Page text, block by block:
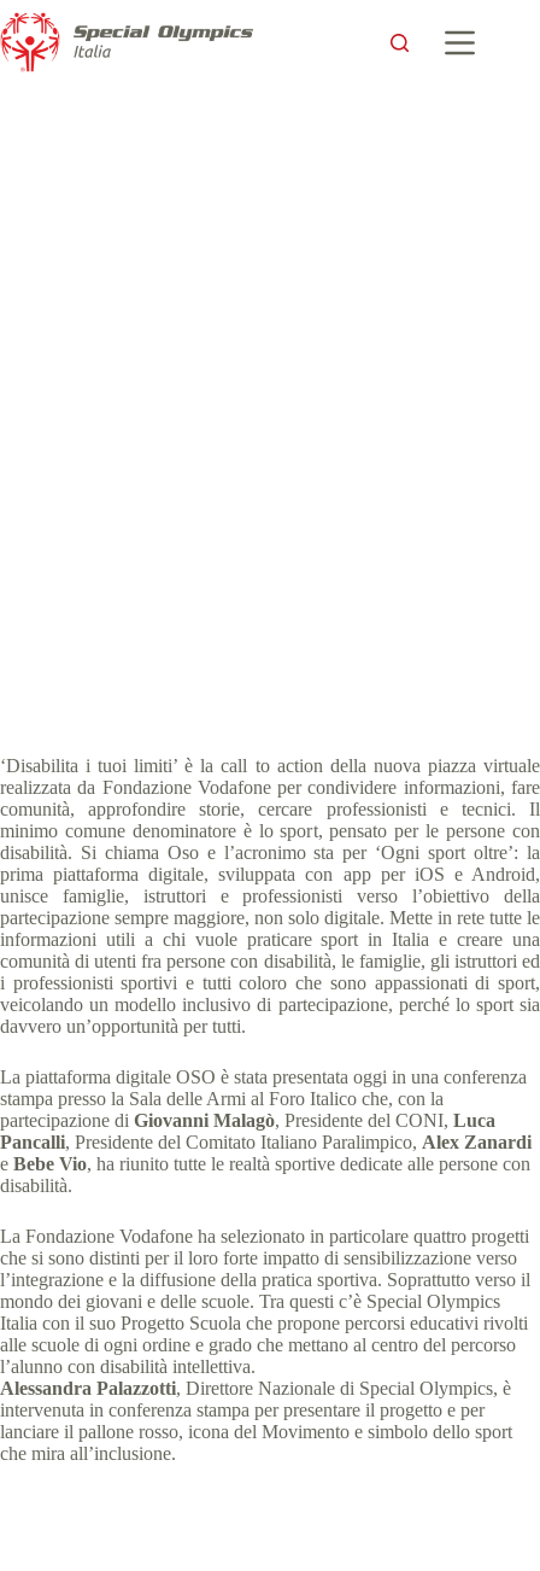
‘Disabilita i tuoi limiti’ è la call to action della nuova piazza virtuale
realizzata da Fondazione Vodafone per condividere informazioni, fare
comunità, approfondire storie, cercare professionisti e tecnici. Il
minimo comune denominatore è lo sport, pensato per le persone con
disabilità. Si chiama Oso e l’acronimo sta per ‘Ogni sport oltre’: la
prima piattaforma digitale, sviluppata con app per iOS e Android,
unisce famiglie, istruttori e professionisti verso l’obiettivo della
partecipazione sempre maggiore, non solo digitale. Mette in rete tutte le
informazioni utili a chi vuole praticare sport in Italia e creare una
comunità di utenti fra persone con disabilità, le famiglie, gli istruttori ed
i professionisti sportivi e tutti coloro che sono appassionati di sport,
veicolando un modello inclusivo di partecipazione, perché lo sport sia
davvero un’opportunità per tutti.
La piattaforma digitale OSO è stata presentata oggi in una conferenza
stampa presso la Sala delle Armi al Foro Italico che, con la
partecipazione di Giovanni Malagò, Presidente del CONI, Luca
Pancalli, Presidente del Comitato Italiano Paralimpico, Alex Zanardi
e Bebe Vio, ha riunito tutte le realtà sportive dedicate alle persone con
disabilità.
La Fondazione Vodafone ha selezionato in particolare quattro progetti
che si sono distinti per il loro forte impatto di sensibilizzazione verso
l’integrazione e la diffusione della pratica sportiva. Soprattutto verso il
mondo dei giovani e delle scuole. Tra questi c’è Special Olympics
Italia con il suo Progetto Scuola che propone percorsi educativi rivolti
alle scuole di ogni ordine e grado che mettano al centro del percorso
l’alunno con disabilità intellettiva.
Alessandra Palazzotti, Direttore Nazionale di Special Olympics, è
intervenuta in conferenza stampa per presentare il progetto e per
lanciare il pallone rosso, icona del Movimento e simbolo dello sport
che mira all’inclusione.